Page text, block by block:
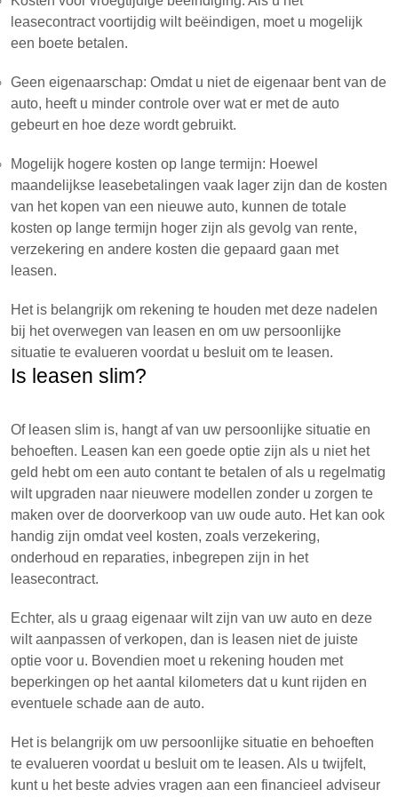
leasecontract voortijdig wilt beëindigen, moet u mogelijk
een boete betalen.
Geen eigenaarschap: Omdat u niet de eigenaar bent van de
auto, heeft u minder controle over wat er met de auto
gebeurt en hoe deze wordt gebruikt.
Mogelijk hogere kosten op lange termijn: Hoewel
maandelijkse leasebetalingen vaak lager zijn dan de kosten
van het kopen van een nieuwe auto, kunnen de totale
kosten op lange termijn hoger zijn als gevolg van rente,
verzekering en andere kosten die gepaard gaan met
leasen.
Het is belangrijk om rekening te houden met deze nadelen
bij het overwegen van leasen en om uw persoonlijke
situatie te evalueren voordat u besluit om te leasen.
Is leasen slim?
Of leasen slim is, hangt af van uw persoonlijke situatie en
behoeften. Leasen kan een goede optie zijn als u niet het
geld hebt om een auto contant te betalen of als u regelmatig
wilt upgraden naar nieuwere modellen zonder u zorgen te
maken over de doorverkoop van uw oude auto. Het kan ook
handig zijn omdat veel kosten, zoals verzekering,
onderhoud en reparaties, inbegrepen zijn in het
leasecontract.
Echter, als u graag eigenaar wilt zijn van uw auto en deze
wilt aanpassen of verkopen, dan is leasen niet de juiste
optie voor u. Bovendien moet u rekening houden met
beperkingen op het aantal kilometers dat u kunt rijden en
eventuele schade aan de auto.
Het is belangrijk om uw persoonlijke situatie en behoeften
te evalueren voordat u besluit om te leasen. Als u twijfelt,
kunt u het beste advies vragen aan een financieel adviseur